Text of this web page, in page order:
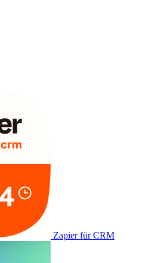
Zapier für CRM